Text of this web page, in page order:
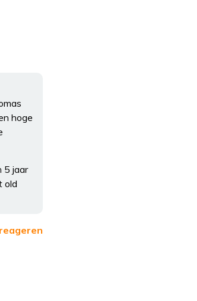
hoge
5 jaar
old